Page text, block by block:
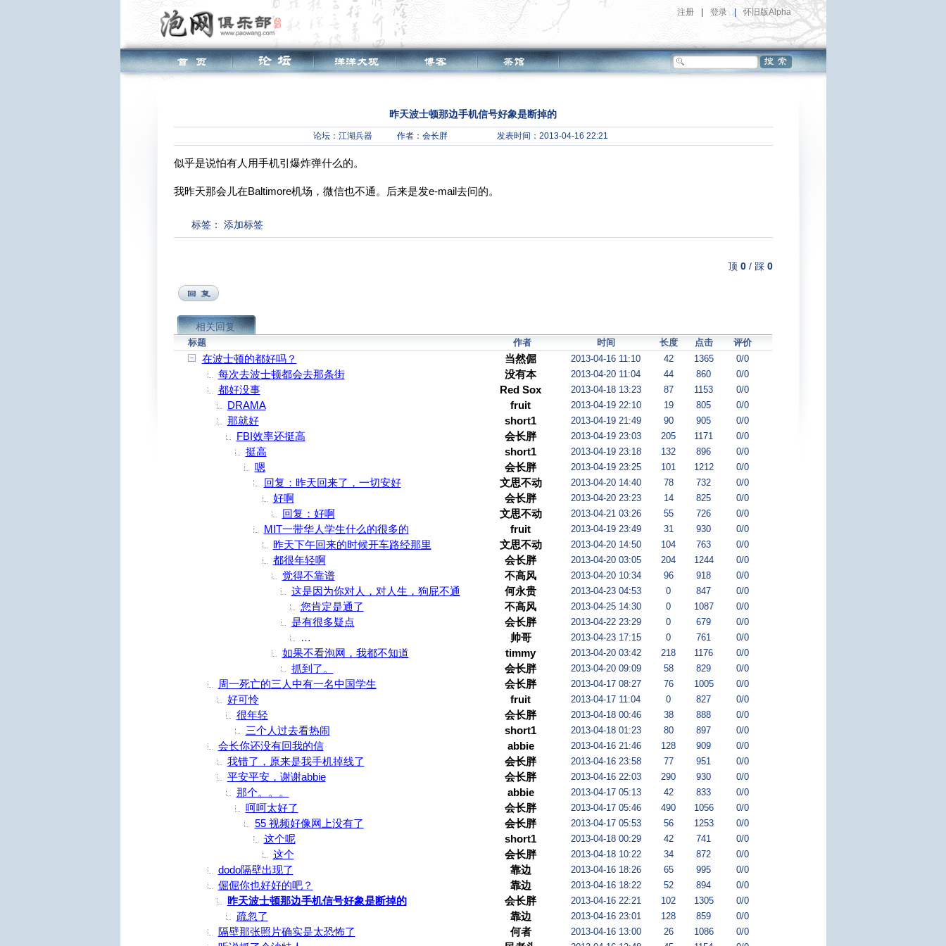
注册 登录 | 怀旧版Alpha
昨天波士顿那边手机信号好象是断掉的
论坛： 江湖兵器 作者：会长胖 发表时间：2013-04-16 22:21
似乎是说怕有人用手机引爆炸弹什么的。
我昨天那会儿在Baltimore机场，微信也不通。后来是发e-mail去问的。
标签： 添加标签
顶 0/ 踩 0
相关回复
标题 作者 时间 长度 点击 评价
在波士顿的都好吗？ 当然倔 2013-04-16 11:10 42 1365 0/0
每次去波士顿都会去那条街 没有本 2013-04-20 11:04 44 860 0/0
都好没事 Red Sox 2013-04-18 13:23 87 1153 0/0
DRAMA fruit 2013-04-19 22:10 19 805 0/0
那就好 short1 2013-04-19 21:49 90 905 0/0
FBI效率还挺高 会长胖 2013-04-19 23:03 205 1171 0/0
挺高 short1 2013-04-19 23:18 132 896 0/0
嗯 会长胖 2013-04-19 23:25 101 1212 0/0
回复：昨天回来了，一切安好 文思不动 2013-04-20 14:40 78 732 0/0
好啊 会长胖 2013-04-20 23:23 14 825 0/0
回复：好啊 文思不动 2013-04-21 03:26 55 726 0/0
MIT一带华人学生什么的很多的 fruit 2013-04-19 23:49 31 930 0/0
昨天下午回来的时候开车路经那里 文思不动 2013-04-20 14:50 104 763 0/0
都很年轻啊 会长胖 2013-04-20 03:05 204 1244 0/0
觉得不靠谱 不高风 2013-04-20 10:34 96 918 0/0
这是因为你对人，对人生，狗屁不通 何永贵 2013-04-23 04:53 0 847 0/0
您肯定是通了 不高风 2013-04-25 14:30 0 1087 0/0
是有很多疑点 会长胖 2013-04-22 23:29 0 679 0/0
大有天朝style，直接想到周克华。。。 帅哥 2013-04-23 17:15 0 761 0/0
如果不看泡网，我都不知道 timmy 2013-04-20 03:42 218 1176 0/0
抓到了。 会长胖 2013-04-20 09:09 58 829 0/0
周一死亡的三人中有一名中国学生 会长胖 2013-04-17 08:27 76 1005 0/0
好可怜 fruit 2013-04-17 11:04 0 827 0/0
很年轻 会长胖 2013-04-18 00:46 38 888 0/0
三个人过去看热闹 short1 2013-04-18 01:23 80 897 0/0
会长你还没有回我的信 abbie 2013-04-16 21:46 128 909 0/0
我错了，原来是我手机掉线了 会长胖 2013-04-16 23:58 77 951 0/0
平安平安，谢谢abbie 会长胖 2013-04-16 22:03 290 930 0/0
那个。。。 abbie 2013-04-17 05:13 42 833 0/0
呵呵太好了 会长胖 2013-04-17 05:46 490 1056 0/0
55 视频好像网上没有了 会长胖 2013-04-17 05:53 56 1253 0/0
这个呢 short1 2013-04-18 00:29 42 741 0/0
这个 会长胖 2013-04-18 10:22 34 872 0/0
dodo隔壁出现了 靠边 2013-04-16 18:26 65 995 0/0
倔倔你也好好的吧？ 靠边 2013-04-16 18:22 52 894 0/0
昨天波士顿那边手机信号好象是断掉的 会长胖 2013-04-16 22:21 102 1305 0/0
疏忽了 靠边 2013-04-16 23:01 128 859 0/0
隔壁那张照片确实是太恐怖了 何者 2013-04-16 13:00 26 1086 0/0